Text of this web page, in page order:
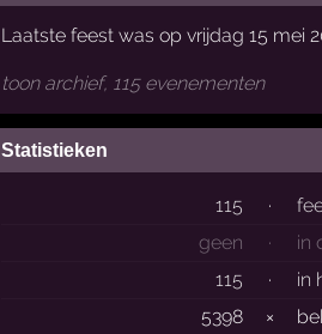
Laatste feest was op vrijdag 15 mei
toon archief, 115 evenementen
Statistieken
115 ·
geen
·
in
115
·
in
5398
×